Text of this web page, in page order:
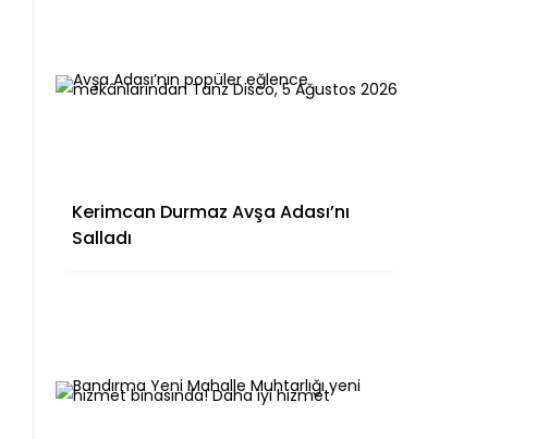
Kerimcan Durmaz Avşa Adası’nı
Salladı